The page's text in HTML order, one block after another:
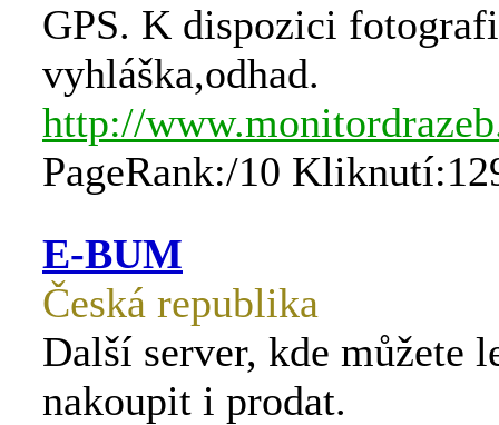
GPS. K dispozici
vyhláška,odhad.
http://
PageRank:/10
E-BUM
Česká republika
Další server, kde můžete
nakoupit i prodat.